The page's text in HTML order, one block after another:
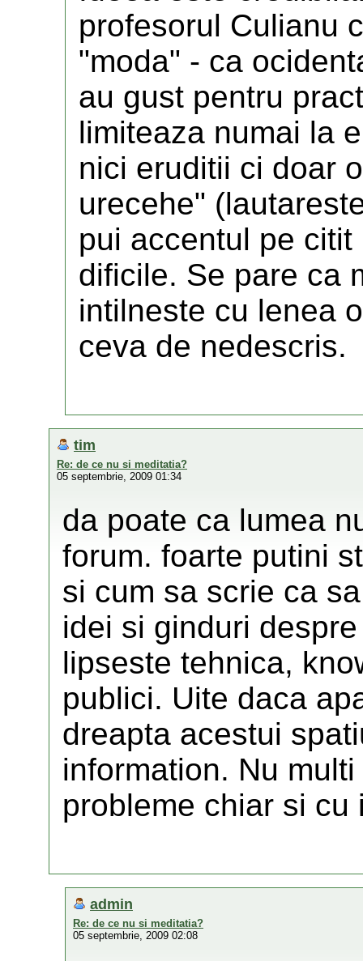
profesorul Culianu
"moda" - ca
au gust pentru
limiteaza numai la
nici eruditii ci doar
urecehe"
pui accentul pe
dificile. Se pare ca
intilneste cu lenea
ceva de nedescris.
tim
Re: de ce nu si meditatia?
05 septembrie, 2009 01:34
da poate ca lumea
forum. foarte putini
si cum sa scrie ca
idei si ginduri
lipseste tehnica,
publici. Uite daca
dreapta acestui
information. Nu
probleme chiar si
admin
Re: de ce nu si meditatia?
05 septembrie, 2009 02:08